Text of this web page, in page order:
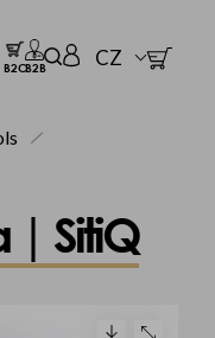
B2CB2B CZ
| SitiQ